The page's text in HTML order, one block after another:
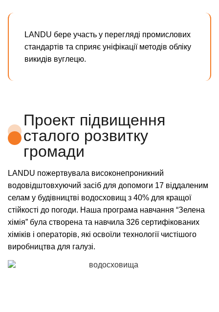
LANDU бере участь у перегляді промислових
стандартів та сприяє уніфікації методів обліку
викидів вуглецю.
Проект підвищення
сталого розвитку
громади
LANDU пожертвувала високонепроникний
водовідштовхуючий засіб для допомоги 17 віддаленим
селам у будівництві водосховищ з 40% для кращої
стійкості до погоди. Наша програма навчання “Зелена
хімія” була створена та навчила 326 сертифікованих
хіміків і операторів, які освоїли технології чистішого
виробництва для галузі.